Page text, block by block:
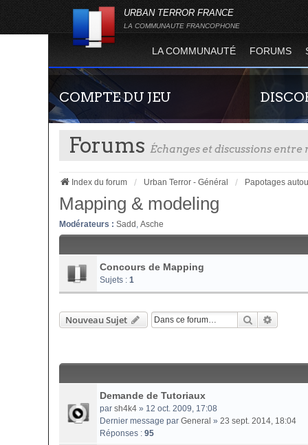
URBAN TERROR FRANCE
LA COMMUNAUTE FRANCOPHONE
LA COMMUNAUTÉ FORUMS
COMPTE DU JEU
Guide rapide concernant l'inscription sur le
joueur qui permet d'être authentifié sur les
serveurs de jeu de la 4.2 !
Rejoignez-
Forums Échanges et discussions
Index du forum Urban Terror - Général Papotages
Mapping & modeling
Modérateurs : Sadd , Asche
Concours de Mapping
Sujets : 1
Nouveau Sujet Rechercher
Demande de Tutoriaux
par sh4k4 » 12 oct. 2009, 17:08
Dernier message par General » 23 sept. 2014, 18:04
Réponses : 95